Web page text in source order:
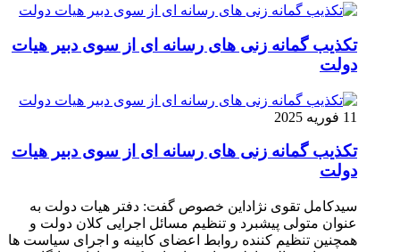
تکذیب گمانه زنی های رسانه ای از سوی دبیر هیات
دولت
11 فوریه 2025
تکذیب گمانه زنی های رسانه ای از سوی دبیر هیات
دولت
سیدکامل تقوی نژاداین خصوص گفت: دفتر هیات دولت به
عنوان متولی پیشبرد و تنظیم مسائل اجرایی کلان دولت و
همچنین تنظیم کننده روابط اعضای کابینه و اجرای سیاست ها